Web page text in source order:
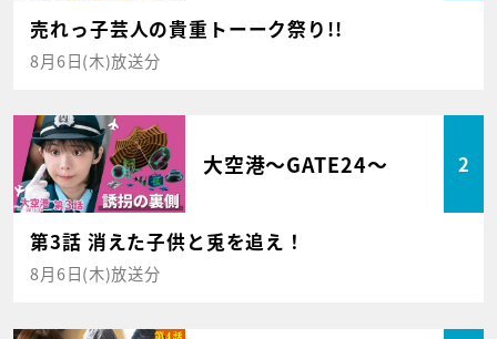
売れっ子芸人の貴重トーーク祭り!!
8月6日(木)放送分
大空港～GATE24～ 2
第3話 消えた子供と兎を追え！
8月6日(木)放送分